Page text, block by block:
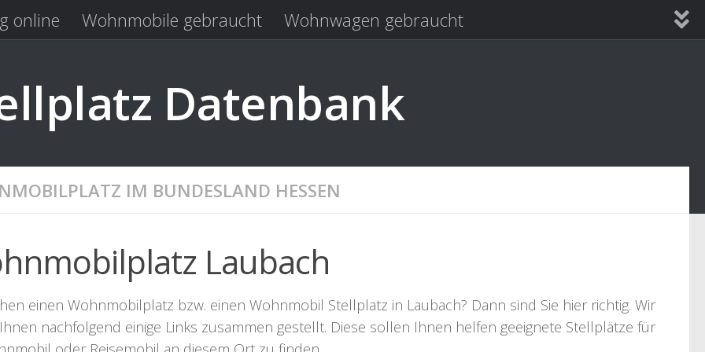
online Wohnmobile gebraucht
Wohnwagen gebraucht
Datenbank
IM BUNDESLAND HESSEN
Laubach
einen Wohnmobilplatz bzw. einen Wohnmobil Stellplatz in Laubach? Dann sind Sie hier richtig. Wir
nachfolgend einige Links zusammen gestellt. Diese sollen Ihnen helfen geeignete Stellplätze für